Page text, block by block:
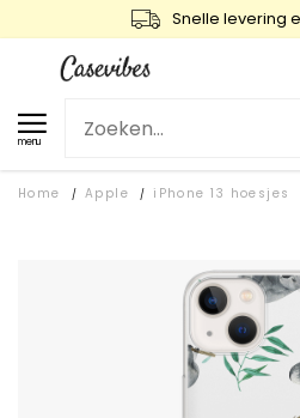
Snelle levering
menu
Home / Apple / iPhone 13 hoesjes